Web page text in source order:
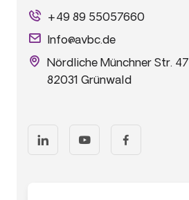
+49 89 55057660
Info@avbc.de
Nördliche Münchner Str. 47
82031 Grünwald